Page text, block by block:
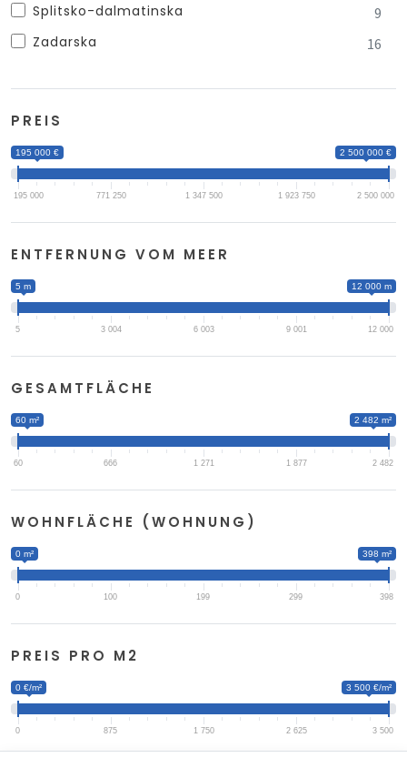
Splitsko-dalmatinska
9
Zadarska
16
PREIS
195 000 € 2 500 000 €
195 000 771 250 1 347 500 1 923 750 2 500 000
ENTFERNUNG VOM MEER
5 m 12 000 m
5 3 004 6 003 9 001 12 000
GESAMTFLÄCHE
60 m² 2 482 m²
60 666 1 271 1 877 2 482
WOHNFLÄCHE (WOHNUNG)
0 m² 398 m²
0 100 199 299 398
PREIS PRO M2
0 €/m² 3 500 €/m²
0 875 1 750 2 625 3 500